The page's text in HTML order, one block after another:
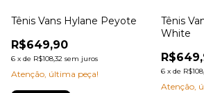
Tênis Vans Hylane Peyote
R$649,90
6 x de R$108,32 sem juros
Atenção, última peça!
Tênis
White
6 x de
Atenção,